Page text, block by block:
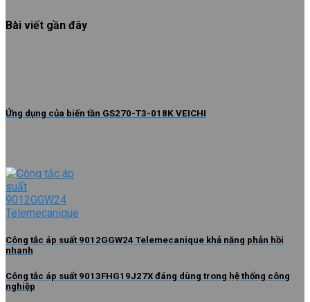
Bài viết gần đây
Ứng dụng của biến tần GS270-T3-018K VEICHI
Công tắc áp suất 9012GGW24 Telemecanique khả năng phản hồi
nhanh
Công tắc áp suất 9013FHG19J27X đáng dùng trong hệ thống công
nghiệp